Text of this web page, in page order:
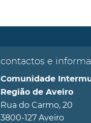
contactos e
Comunidade
Região de Aveiro
Rua do Carmo, 20
3800-127 Aveiro